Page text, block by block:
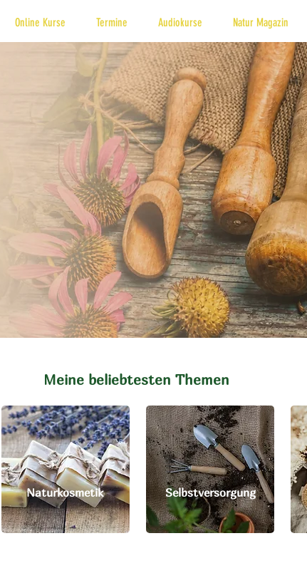
Online Kurse Termine Audiokurse Natur Magazin
Meine beliebtesten Themen
Naturkosmetik Selbstversorgung